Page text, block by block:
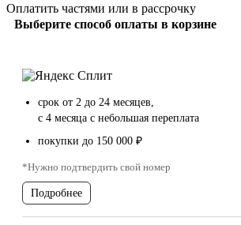
Оплатить частями или в рассрочку
Выберите способ оплаты в корзине
срок от 2 до 24 месяцев,
с 4 месяца с небольшая переплата
покупки до 150 000 ₽
*Нужно подтвердить свой номер
Подробнее